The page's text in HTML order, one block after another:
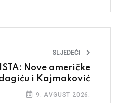
SLJEDEĆI
Nove američke
i Kajmaković
9. AVGUST 2026.